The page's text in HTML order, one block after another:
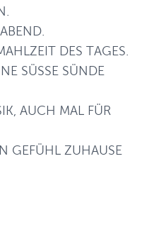
DES TAGES.
SÜSSE SÜNDE
AUCH MAL FÜR
GEFÜHL ZUHAUSE